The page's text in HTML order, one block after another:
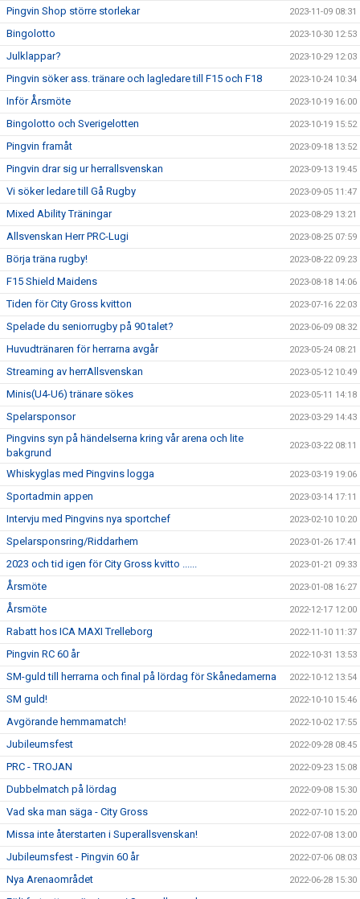
Pingvin Shop större storlekar 2023-11-09 08:31
Bingolotto 2023-10-30 12:53
Julklappar? 2023-10-29 12:03
Pingvin söker ass. tränare och lagledare till F15 och F18 2023-10-24 10:34
Inför Årsmöte 2023-10-19 16:00
Bingolotto och Sverigelotten 2023-10-19 15:52
Pingvin framåt 2023-09-18 13:52
Pingvin drar sig ur herrallsvenskan 2023-09-13 19:45
Vi söker ledare till Gå Rugby 2023-09-05 11:47
Mixed Ability Träningar 2023-08-29 13:21
Allsvenskan Herr PRC-Lugi 2023-08-25 07:59
Börja träna rugby! 2023-08-22 09:23
F15 Shield Maidens 2023-08-18 14:06
Tiden för City Gross kvitton 2023-07-16 22:03
Spelade du seniorrugby på 90 talet? 2023-06-09 08:32
Huvudtränaren för herrarna avgår 2023-05-24 08:21
Streaming av herrAllsvenskan 2023-05-12 10:49
Minis(U4-U6) tränare sökes 2023-05-11 14:18
Spelarsponsor 2023-03-29 14:43
Pingvins syn på händelserna kring vår arena och lite
bakgrund
2023-03-22 08:11
Whiskyglas med Pingvins logga 2023-03-19 19:06
Sportadmin appen 2023-03-14 17:11
Intervju med Pingvins nya sportchef 2023-02-10 10:20
Spelarsponsring/Riddarhem 2023-01-26 17:41
2023 och tid igen för City Gross kvitto ...... 2023-01-21 09:33
Årsmöte 2023-01-08 16:27
Årsmöte 2022-12-17 12:00
Rabatt hos ICA MAXI Trelleborg 2022-11-10 11:37
Pingvin RC 60 år 2022-10-31 13:53
SM-guld till herrarna och final på lördag för Skånedamerna 2022-10-12 13:54
SM guld! 2022-10-10 15:46
Avgörande hemmamatch! 2022-10-02 17:55
Jubileumsfest 2022-09-28 08:45
PRC - TROJAN 2022-09-23 15:08
Dubbelmatch på lördag 2022-09-08 15:30
Vad ska man säga - City Gross 2022-07-10 15:20
Missa inte återstarten i Superallsvenskan! 2022-07-08 13:00
Jubileumsfest - Pingvin 60 år 2022-07-06 08:03
Nya Arenaområdet 2022-06-28 15:30